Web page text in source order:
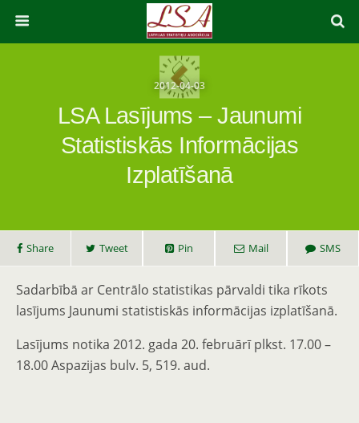
2012-04-03
LSA Lasījums – Jaunumi
Statistiskās Informācijas
Izplatīšanā
Share Tweet Pin Mail SMS
Sadarbībā ar Centrālo statistikas pārvaldi tika rīkots
lasījums Jaunumi statistiskās informācijas izplatīšanā.
Lasījums notika 2012. gada 20. februārī plkst. 17.00 –
18.00 Aspazijas bulv. 5, 519. aud.